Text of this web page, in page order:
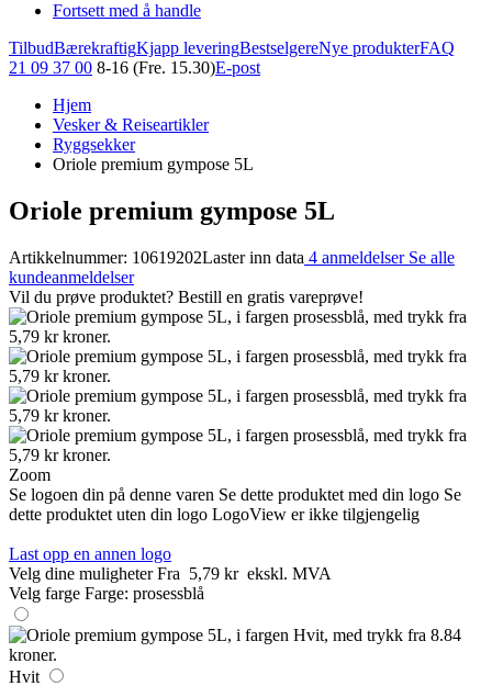
Fortsett med å handle
TilbudBærekraftigKjapp leveringBestselgereNye produkterFAQ
21 09 37 00 8-16 (Fre. 15.30)E-post
Hjem
Vesker & Reiseartikler
Ryggsekker
Oriole premium gympose 5L
Oriole premium gympose 5L
Artikkelnummer: 10619202Laster inn data 4 anmeldelser Se alle
kundeanmeldelser
Vil du prøve produktet? Bestill en gratis vareprøve!
Zoom
Se logoen din på denne varen Se dette produktet med din logo Se
dette produktet uten din logo LogoView er ikke tilgjengelig
Last opp en annen logo
Velg dine muligheter Fra 5,79 kr ekskl. MVA
Velg farge Farge: prosessblå
Hvit